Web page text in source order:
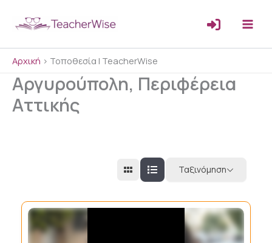
Αρχική > Τοποθεσία | TeacherWise
Αργυρούπολη, Περιφέρεια
Αττικής
Ταξινόμηση